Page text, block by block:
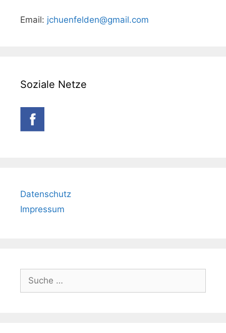
Email: jchuenfelden@gmail.com
Soziale Netze
Datenschutz
Impressum
nach: